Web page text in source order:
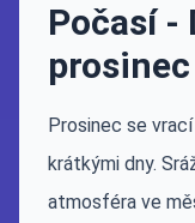
Počasí -
prosinec
Prosinec se
krátkými dny.
atmosféra ve